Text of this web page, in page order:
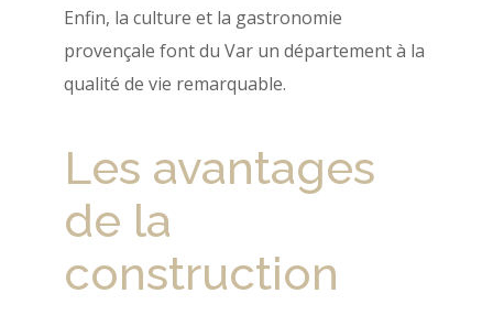
Enfin, la culture et la gastronomie
provençale font du Var un département à la
qualité de vie remarquable.
Les avantages
de la
construction